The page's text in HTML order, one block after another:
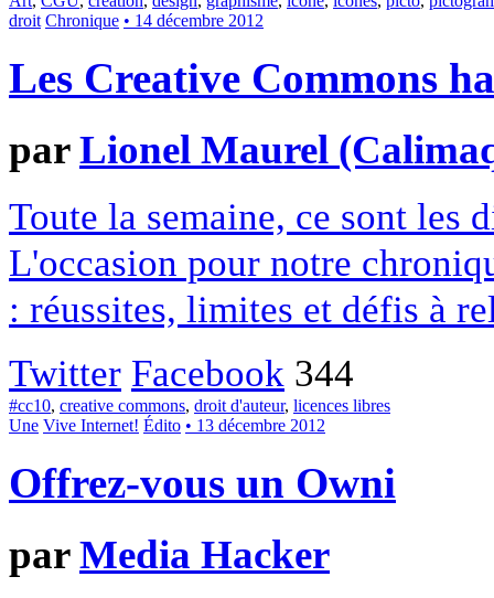
droit Chronique • 14 décembre 2012
Les Creative Commons
parLionel Maurel
Toute la semaine, ce sont les
L'occasion pour notre
: réussites, limites et défis à
Twitter Facebook 344
#cc10, creative commons, droit d'auteur, licences libres
Une Vive Internet! Édito • 13 décembre 2012
Offrez-vous un Owni
parMedia Hacker